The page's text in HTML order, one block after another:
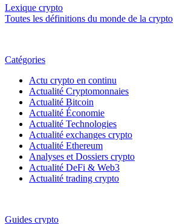
Lexique crypto
Toutes les définitions du monde de la crypto
Catégories
Actu crypto en continu
Actualité Cryptomonnaies
Actualité Bitcoin
Actualité Économie
Actualité Technologies
Actualité exchanges crypto
Actualité Ethereum
Analyses et Dossiers crypto
Actualité DeFi & Web3
Actualité trading crypto
Guides crypto